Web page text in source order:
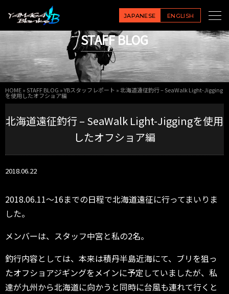
JAPANESE ENGLISH
STAFF BLOG
HOME»STAFF BLOG »YBスタッフレポート »北海道遠征釣行 – SeaWalk Light-Jigging
を使用したオフショア編
北海道遠征釣行 – SeaWalk Light-Jiggingを使用
したオフショア編
2018.06.22
2018.06.11～16までの日程で北海道遠征に行ってまいりま
した。
メンバーは、スタッフ中宮と私の2名。
釣行内容としては、本来は積丹半島近海にて、ブリを狙っ
たオフショアジギングをメインに予定していましたが、私
達が九州から北海道に向かうと同時に台風も連れて行くと